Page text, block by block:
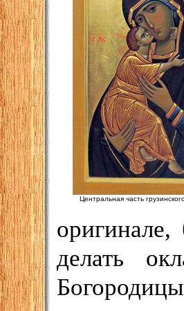
Центральная часть
делать